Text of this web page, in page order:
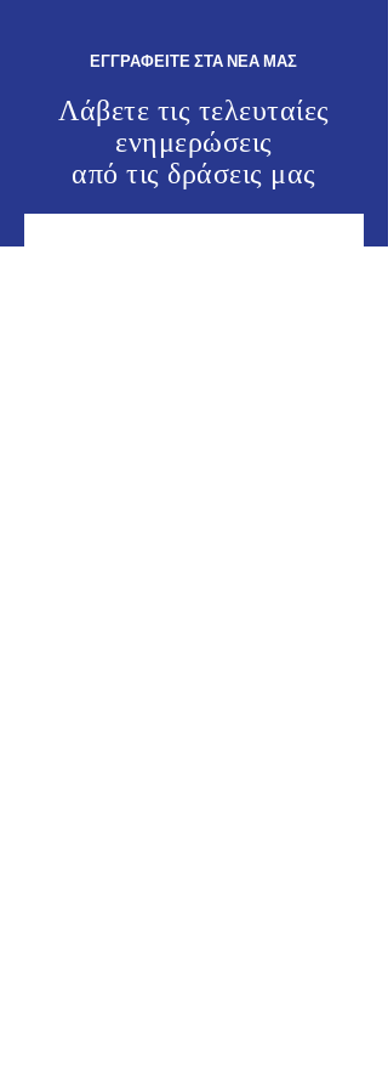
ΕΓΓΡΑΦΕΙΤΕ ΣΤΑ ΝΕΑ ΜΑΣ
Λάβετε τις τελευταίες
ενημερώσεις
από τις δράσεις μας